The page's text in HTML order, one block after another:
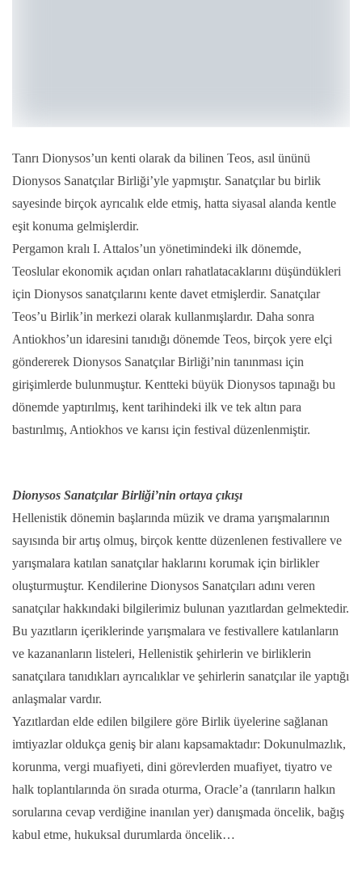
Tanrı Dionysos’un kenti olarak da bilinen Teos, asıl ününü
Dionysos Sanatçılar Birliği’yle yapmıştır. Sanatçılar bu birlik
sayesinde birçok ayrıcalık elde etmiş, hatta siyasal alanda kentle
eşit konuma gelmişlerdir.
Pergamon kralı I. Attalos’un yönetimindeki ilk dönemde,
Teoslular ekonomik açıdan onları rahatlatacaklarını düşündükleri
için Dionysos sanatçılarını kente davet etmişlerdir. Sanatçılar
Teos’u Birlik’in merkezi olarak kullanmışlardır. Daha sonra
Antiokhos’un idaresini tanıdığı dönemde Teos, birçok yere elçi
göndererek Dionysos Sanatçılar Birliği’nin tanınması için
girişimlerde bulunmuştur. Kentteki büyük Dionysos tapınağı bu
dönemde yaptırılmış, kent tarihindeki ilk ve tek altın para
bastırılmış, Antiokhos ve karısı için festival düzenlenmiştir.
Dionysos Sanatçılar Birliği’nin ortaya çıkışı
Hellenistik dönemin başlarında müzik ve drama yarışmalarının
sayısında bir artış olmuş, birçok kentte düzenlenen festivallere ve
yarışmalara katılan sanatçılar haklarını korumak için birlikler
oluşturmuştur. Kendilerine Dionysos Sanatçıları adını veren
sanatçılar hakkındaki bilgilerimiz bulunan yazıtlardan gelmektedir.
Bu yazıtların içeriklerinde yarışmalara ve festivallere katılanların
ve kazananların listeleri, Hellenistik şehirlerin ve birliklerin
sanatçılara tanıdıkları ayrıcalıklar ve şehirlerin sanatçılar ile yaptığı
anlaşmalar vardır.
Yazıtlardan elde edilen bilgilere göre Birlik üyelerine sağlanan
imtiyazlar oldukça geniş bir alanı kapsamaktadır: Dokunulmazlık,
korunma, vergi muafiyeti, dini görevlerden muafiyet, tiyatro ve
halk toplantılarında ön sırada oturma, Oracle’a (tanrıların halkın
sorularına cevap verdiğine inanılan yer) danışmada öncelik, bağış
kabul etme, hukuksal durumlarda öncelik…